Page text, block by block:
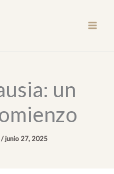
un
/junio 27, 2025